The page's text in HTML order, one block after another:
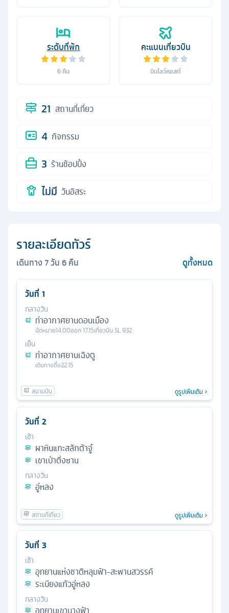
ระดับที่พัก
6 คืน
คะแนนเที่ยวบิน
บินโลว์คอสต์
21 สถานที่เที่ยว
4 กิจกรรม
3 ร้านช้อปปิ้ง
ไม่มี วันอิสระ
รายละเอียดทัวร์
เดินทาง7วัน6คืน ดูทั้งหมด
วันที่ 1
กลางวัน
ท่าอากาศยานดอนเมือง
นัดหมาย14.00ออก17.15เที่ยวบิน SL 932
เย็น
ท่าอากาศยานเฉิงตู
เดินทางถึง22.15
ดูรูปเพิ่มเติม
วันที่ 2
เช้า
ผาหินแกะสลักต้าจู๋
เขาเป่าติ่งซาน
กลางวัน
อู่หลง
ดูรูปเพิ่มเติม
วันที่ 3
เช้า
อุทยานแห่งชาติหลุมฟ้า-สะพานสวรรค์
ระเบียงแก้วอู่หลง
กลางวัน